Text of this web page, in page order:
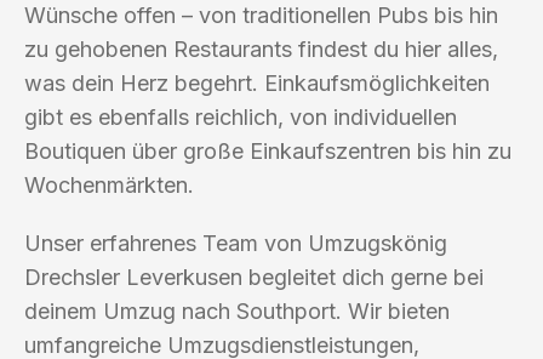
Wünsche offen – von traditionellen Pubs bis hin
zu gehobenen Restaurants findest du hier alles,
was dein Herz begehrt. Einkaufsmöglichkeiten
gibt es ebenfalls reichlich, von individuellen
Boutiquen über große Einkaufszentren bis hin zu
Wochenmärkten.
Unser erfahrenes Team von Umzugskönig
Drechsler Leverkusen begleitet dich gerne bei
deinem Umzug nach Southport. Wir bieten
umfangreiche Umzugsdienstleistungen,